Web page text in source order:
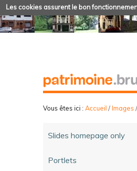
Les cookies assurent le bon
Vous êtes ici : Accueil /Images /
Slides homepage only
Portlets